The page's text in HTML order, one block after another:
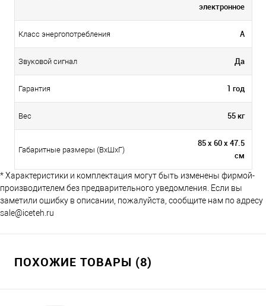
электронное
Класс энергопотребления A
Звуковой сигнал Да
Гарантия 1 год
Вес 55 кг
Габаритные размеры (ВхШхГ)
85 х 60 х 47.5
см
* Характеристики и комплектация могут быть изменены фирмой-
производителем без предварительного уведомления. Если вы
заметили ошибку в описании, пожалуйста, сообщите нам по адресу
sale@iceteh.ru
ПОХОЖИЕ ТОВАРЫ (8)